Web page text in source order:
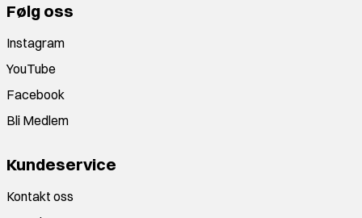
Følg oss
Instagram
YouTube
Facebook
Bli Medlem
Kundeservice
Kontakt oss